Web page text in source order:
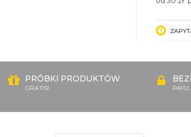
PRÓBKI PRODUKTÓW
GRATIS!